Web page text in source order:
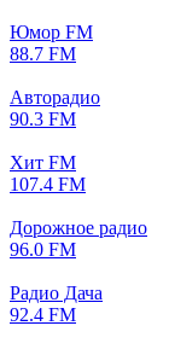
Юмор FM
88.7 FM
Авторадио
90.3 FM
Хит FM
107.4 FM
Дорожное радио
96.0 FM
Радио Дача
92.4 FM